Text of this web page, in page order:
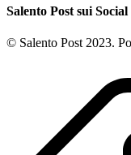
Salento Post sui
© Salento Post 2023.